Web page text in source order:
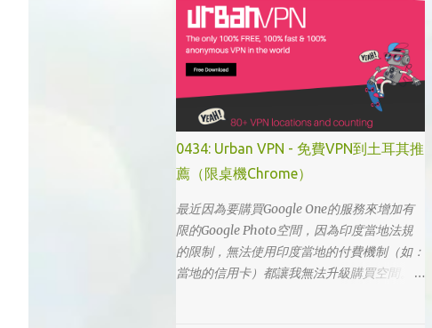
的，想說該不會為了要創造話題，所以硬拍一
部老少配的題材吧。加上男女主角都不認識，
所以一直到播出了三、四集開始好評不斷，加
上面臨了美、日、韓劇的劇荒，個人又特愛喪
劇，我硬是在找出來看了一次…。 不得不說，
開頭的辦公室場景，打昆蟲的的情節和打在代
表頭上奇異動畫，讓我以為這是次世代的搞笑
辦公室劇。第一集看完的時候，說真的還真不
知道這部劇集要表達什麼 - 因為開頭讓我覺得
無厘頭的場景和後續開始步入至安的黑暗世
界，讓我好難入戲。 為什麼要作這飄蟲視角?
為什麼要加這些星星? 所以當我推這部戲給朋
友的時候，我和朋友說一定要撐過第一集，過
0434: Urban VPN - 免費VPN到土耳其推
薦（限桌機Chrome）
最近因為要購買Google One的服務來增加有
限的Google Photo空間，因為印度當地法規
的限制，無法使用印度當地的付費機制（如：
當地的信用卡）都讓我無法升級購買空間。因